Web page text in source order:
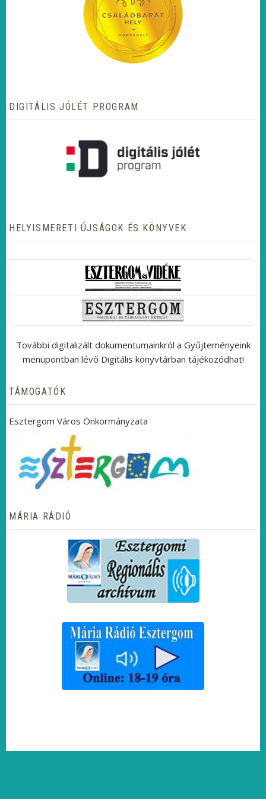
DIGITÁLIS JÓLÉT PROGRAM
HELYISMERETI ÚJSÁGOK ÉS KÖNYVEK
További digitalizált dokumentumainkról a Gyűjteményeink
menüpontban lévő Digitális könyvtárban tájékozódhat!
TÁMOGATÓK
Esztergom Város Önkormányzata
MÁRIA RÁDIÓ